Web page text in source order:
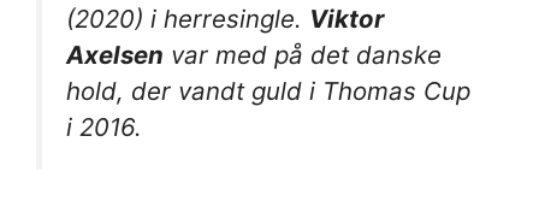
(2020) i herresingle. Viktor
Axelsen var med på det danske
hold, der vandt guld i Thomas Cup
i 2016.